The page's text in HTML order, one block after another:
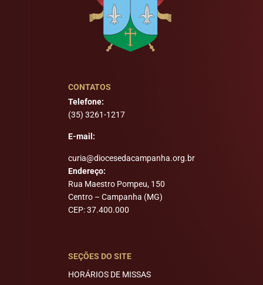
CONTATOS
Telefone:
(35) 3261-1217
E-mail:
curia@diocesedacampanha.org.br
Endereço:
Rua Maestro Pompeu, 150
Centro – Campanha (MG)
CEP: 37.400.000
SEÇÕES DO SITE
HORÁRIOS DE MISSAS